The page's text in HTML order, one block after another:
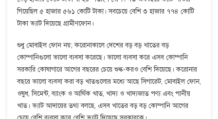
গিয়েছিল ৫ হাজার ৫৬১ কোটি টাকা। সবচেয়ে বেশি ৩ হাজার ৭৭৪ কোটি
টাকা ভ্যাট দিয়েছে গ্রামীণফোন।
শুধু মোবাইল ফোন নয়; করোনাকালে দেশের বড় বড় খাতের বড়
কোম্পানিগুলো ভালো ব্যবসা করেছে। ভালো ব্যবসা করে এসব কোম্পানি
সরকারি কোষাগারে আগের বছরের চেয়ে শুল্ক-করও বেশি দিয়েছে। করোনার
বছরে ভালো ব্যবসা করা বড় খাতগুলোর মধ্যে আছে সিগারেট, মোবাইল ফোন,
ওষুধ, সিমেন্ট, ব্যাংক ও আর্থিক খাত, খাদ্য ও খাদ্যজাত পণ্য এবং পানীয়
খাত। ভ্যাট আদায়ের তথ্য বলছে, এসব খাতের বড় বড় কোম্পানি আগের